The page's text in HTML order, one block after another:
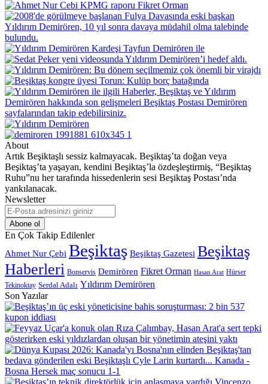
About
Artık Beşiktaşlı sessiz kalmayacak. Beşiktaş’ta doğan veya
Beşiktaş’ta yaşayan, kendini Beşiktaş’la özdeşleştirmiş, “Beşiktaş
Ruhu”nu her tarafında hissedenlerin sesi Beşiktaş Postası’nda
yankılanacak.
Newsletter
E-
Posta
adresinizi
giriniz
En Çok Takip Edilenler
Ahmet Nur Çebi Beşiktaş Beşiktaş Gazetesi Beşiktaş
Haberleri Bonservis Demirören Fikret Orman Hasan Arat Hürser
Tekinoktay Serdal Adalı Yıldırım Demirören
Son Yazılar